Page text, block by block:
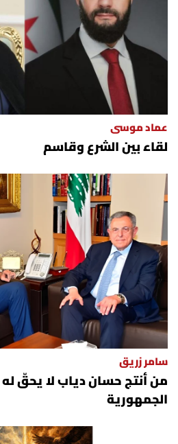
عماد موسى
لقاء بين الشرع وقاسم
سامر زريق
من أنتج حسان دياب لا يحقّ له
الجمهورية